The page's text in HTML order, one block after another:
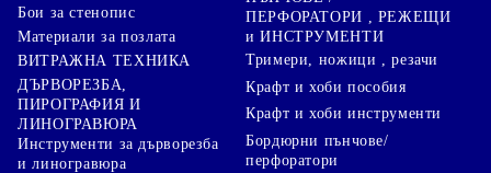
Бои за стенопис
Материали за позлата
ВИТРАЖНА ТЕХНИКА
ДЪРВОРЕЗБА,
ПИРОГРАФИЯ И
ЛИНОГРАВЮРА
Инструменти за дърворезба
и линогравюра
ПЕРФОРАТОРИ , РЕЖЕЩИ
и ИНСТРУМЕНТИ
Тримери, ножици , резачи
Крафт и хоби пособия
Крафт и хоби инструменти
Бордюрни пънчове/
перфоратори